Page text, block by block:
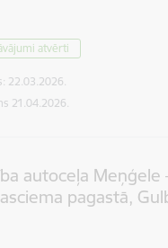
atvērti
22.03.2026.
21.04.2026.
autoceļa Meņģele
pagastā,